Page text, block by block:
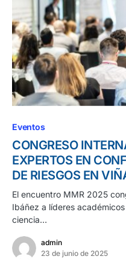
Eventos
CONGRESO
EXPERTOS EN
DE RIESGOS EN
El encuentro MMR 2025
Ibáñez a líderes
ciencia…
admin
23 de junio de 2025